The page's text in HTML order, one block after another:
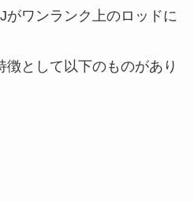
がワンランク上のロッドに
徴として以下のものがあり